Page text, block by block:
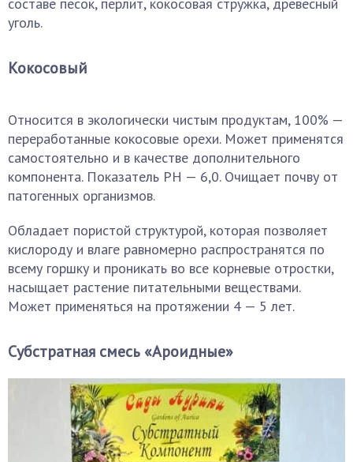
уголь.
Кокосовый
Относится в экологически чистым продуктам, 100% —
переработанные кокосовые орехи. Может применятся
самостоятельно и в качестве дополнительного
компонента. Показатель РН — 6,0. Очищает почву от
патогенных организмов.
Обладает пористой структурой, которая позволяет
кислороду и влаге равномерно распространятся по
всему горшку и проникать во все корневые отростки,
насыщает растение питательными веществами.
Может применяться на протяжении 4 — 5 лет.
Субстратная смесь «Ароидные»